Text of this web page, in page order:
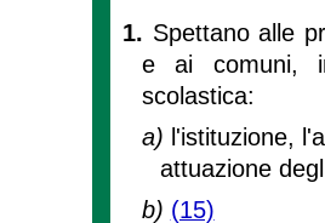
1. Spettano alle
e ai comuni,
scolastica:
a) l'istituzione,
attuazione
b) (15)